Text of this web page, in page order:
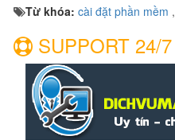
Từ khóa: cài đặt phần mềm ,
SUPPORT 24/7